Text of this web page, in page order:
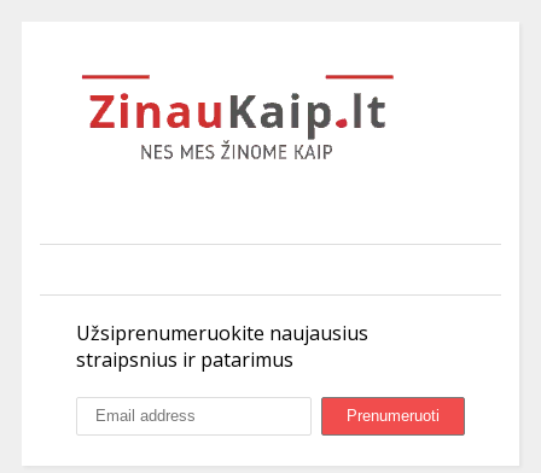
Užsiprenumeruokite naujausius
straipsnius ir patarimus